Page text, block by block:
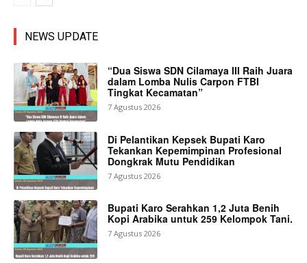
NEWS UPDATE
“Dua Siswa SDN Cilamaya III Raih Juara
dalam Lomba Nulis Carpon FTBI
Tingkat Kecamatan”
7 Agustus 2026
Di Pelantikan Kepsek Bupati Karo
Tekankan Kepemimpinan Profesional
Dongkrak Mutu Pendidikan
7 Agustus 2026
Bupati Karo Serahkan 1,2 Juta Benih
Kopi Arabika untuk 259 Kelompok Tani.
7 Agustus 2026